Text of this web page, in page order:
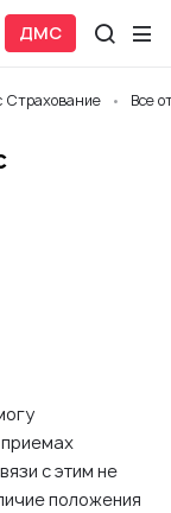
ДМС
Страхование Все
приемах
с этим не
положения